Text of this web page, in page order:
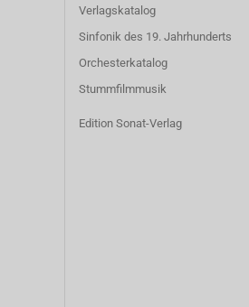
Verlagskatalog
Sinfonik des 19. Jahrhunderts
Orchesterkatalog
Stummfilmmusik
Edition Sonat-Verlag